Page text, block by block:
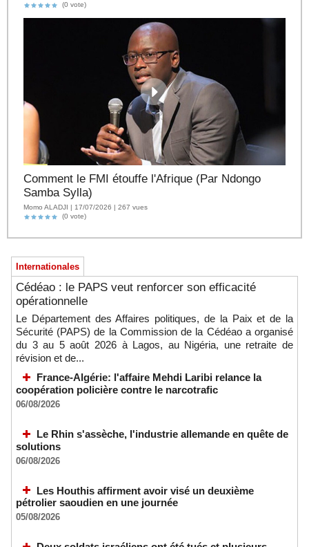
(0 vote)
Comment le FMI étouffe l'Afrique (Par Ndongo
Samba Sylla)
Momo ALADJI | 17/07/2026 | 267 vues
(0 vote)
Internationales
Cédéao : le PAPS veut renforcer son efficacité
opérationnelle
Le Département des Affaires politiques, de la Paix et de la
Sécurité (PAPS) de la Commission de la Cédéao a organisé
du 3 au 5 août 2026 à Lagos, au Nigéria, une retraite de
révision et de...
France-Algérie: l'affaire Mehdi Laribi relance la
coopération policière contre le narcotrafic
06/08/2026
Le Rhin s'assèche, l'industrie allemande en quête de
solutions
06/08/2026
Les Houthis affirment avoir visé un deuxième
pétrolier saoudien en une journée
05/08/2026